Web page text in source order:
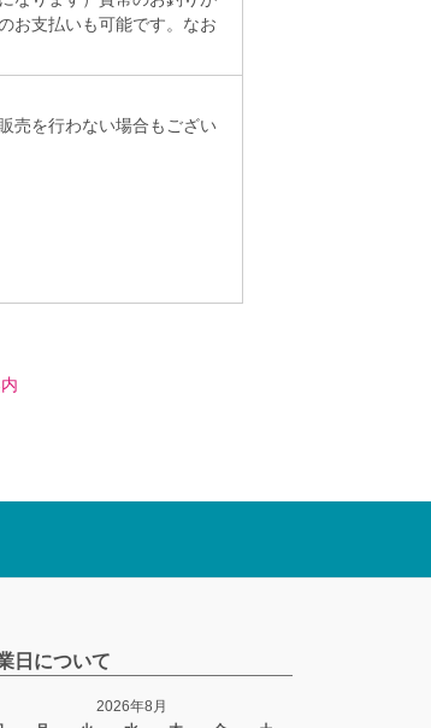
お支払いも可能です。なお
売を行わない場合もござい
日について
2026年8月